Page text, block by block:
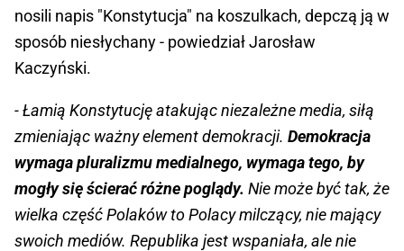
nosili napis "Konstytucja" na koszulkach, depczą ją w
sposób niesłychany - powiedział Jarosław
Kaczyński.
- Łamią Konstytucję atakując niezależne media, siłą
zmieniając ważny element demokracji. Demokracja
wymaga pluralizmu medialnego, wymaga tego, by
mogły się ścierać różne poglądy. Nie może być tak, że
wielka część Polaków to Polacy milczący, nie mający
swoich mediów. Republika jest wspaniała, ale nie